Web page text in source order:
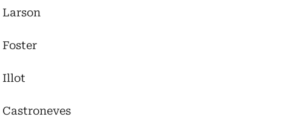
Larson
Foster
Illot
Castroneves